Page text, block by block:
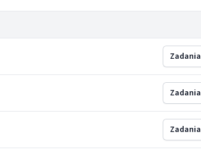
Zadania
Zadania
Zadania